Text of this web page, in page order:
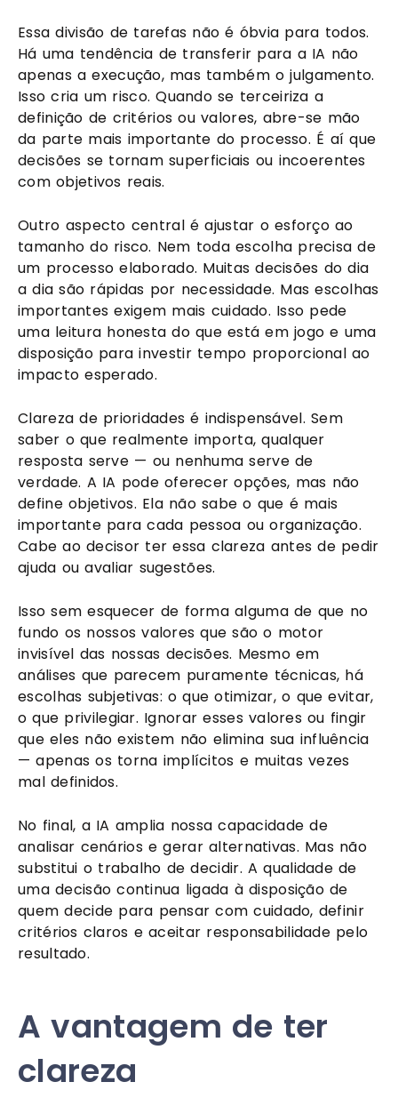
Essa divisão de tarefas não é óbvia para todos.
Há uma tendência de transferir para a IA não
apenas a execução, mas também o julgamento.
Isso cria um risco. Quando se terceiriza a
definição de critérios ou valores, abre-se mão
da parte mais importante do processo. É aí que
decisões se tornam superficiais ou incoerentes
com objetivos reais.
Outro aspecto central é ajustar o esforço ao
tamanho do risco. Nem toda escolha precisa de
um processo elaborado. Muitas decisões do dia
a dia são rápidas por necessidade. Mas escolhas
importantes exigem mais cuidado. Isso pede
uma leitura honesta do que está em jogo e uma
disposição para investir tempo proporcional ao
impacto esperado.
Clareza de prioridades é indispensável. Sem
saber o que realmente importa, qualquer
resposta serve — ou nenhuma serve de
verdade. A IA pode oferecer opções, mas não
define objetivos. Ela não sabe o que é mais
importante para cada pessoa ou organização.
Cabe ao decisor ter essa clareza antes de pedir
ajuda ou avaliar sugestões.
Isso sem esquecer de forma alguma de que no
fundo os nossos valores que são o motor
invisível das nossas decisões. Mesmo em
análises que parecem puramente técnicas, há
escolhas subjetivas: o que otimizar, o que evitar,
o que privilegiar. Ignorar esses valores ou fingir
que eles não existem não elimina sua influência
— apenas os torna implícitos e muitas vezes
mal definidos.
No final, a IA amplia nossa capacidade de
analisar cenários e gerar alternativas. Mas não
substitui o trabalho de decidir. A qualidade de
uma decisão continua ligada à disposição de
quem decide para pensar com cuidado, definir
critérios claros e aceitar responsabilidade pelo
resultado.
A vantagem de ter
clareza